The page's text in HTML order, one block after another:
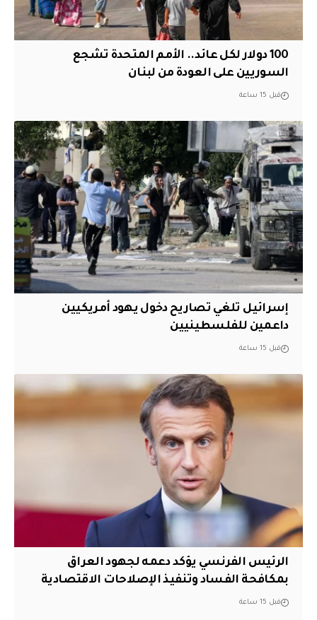
100 دولار لكل عائد.. الأمم المتحدة تشجع
السوريين على العودة من لبنان
قبل 15 ساعة
إسرائيل تلغي تصاريح دخول يهود أمريكيين
داعمين للفلسطينيين
قبل 15 ساعة
الرئيس الفرنسي يؤكد دعمه لجهود العراق
بمكافحة الفساد وتنفيذ الإصلاحات الاقتصادية
قبل 15 ساعة